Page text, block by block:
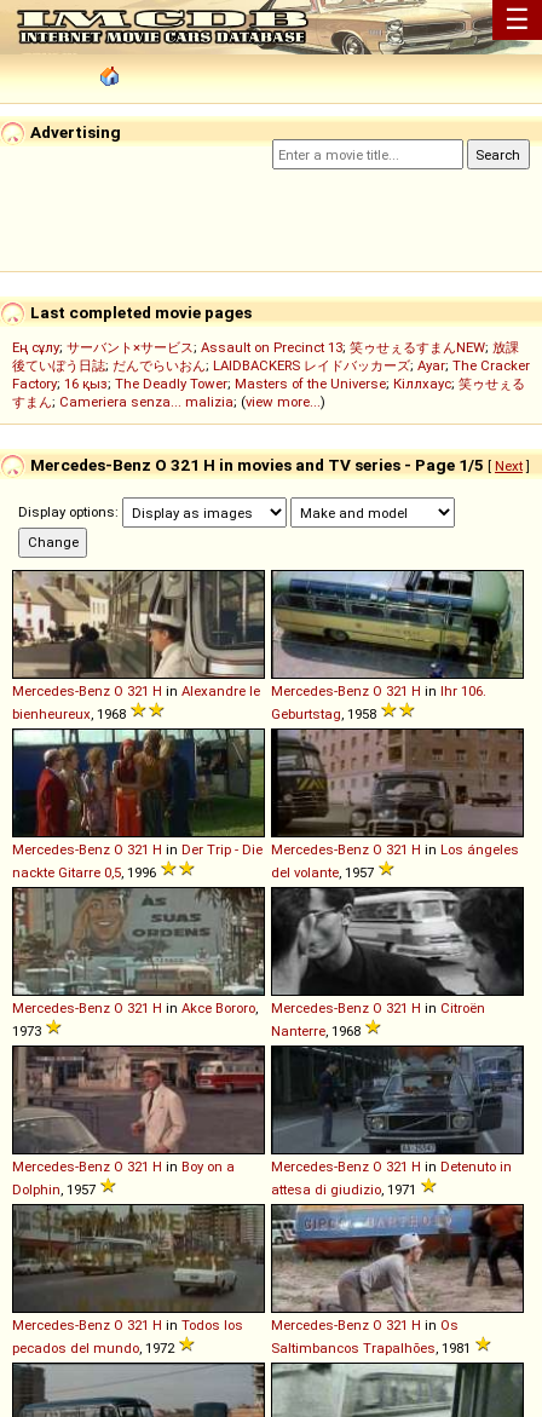
☰
Advertising
Last completed movie pages
Ең сұлу; サーバント×サービス; Assault on Precinct 13; 笑ゥせぇるすまんNEW; 放課
後ていぼう日誌; だんでらいおん; LAIDBACKERS レイドバッカーズ; Ayar; The Cracker
Factory; 16 қыз; The Deadly Tower; Masters of the Universe; Кіллхаус; 笑ゥせぇる
すまん; Cameriera senza... malizia; (view more...)
Mercedes-Benz O 321 H in movies and TV series - Page 1/5 [ Next]
Display options:
Mercedes-Benz O 321 H in Alexandre le
bienheureux , 1968
Mercedes-Benz O 321 H in Ihr 106.
Geburtstag , 1958
Mercedes-Benz O 321 H in Der Trip - Die
nackte Gitarre 0,5 , 1996
Mercedes-Benz O 321 H in Los ángeles
del volante , 1957
Mercedes-Benz O 321 H in Akce Bororo
1973
Mercedes-Benz O 321 H in Citroën
Nanterre , 1968
Mercedes-Benz O 321 H in Boy on a
Dolphin , 1957
Mercedes-Benz O 321 H in Detenuto in
attesa di giudizio , 1971
Mercedes-Benz O 321 H in Todos los
pecados del mundo , 1972
Mercedes-Benz O 321 H in Os
Saltimbancos Trapalhões , 1981